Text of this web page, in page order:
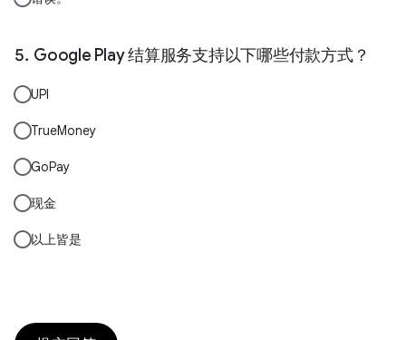
Google Play 结算服务支持以下哪些付款方式？
UPI
TrueMoney
GoPay
现金
以上皆是